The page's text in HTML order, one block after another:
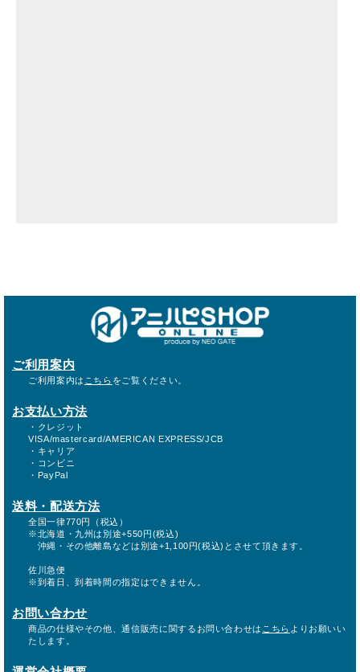
ご利用案内
ご利用案内は こちら をご覧ください。
お支払い方法
・クレジット
VISA/mastercard/AMERICAN EXPRESS/JCB
・キャリア
・コンビニ
・PayPal
送料・配送方法
全国一律770円（税込）
※北海道・九州は別途+550円(税込)
沖縄・その他離島などは別途+1,100円(税込)とさせて頂きます。
佐川急便
※到着日、到着時間の指定はできません。
お問い合わせ
商品の仕様やその他、通信販売に関するお問い合わせは こちら よりお願いい
たします。